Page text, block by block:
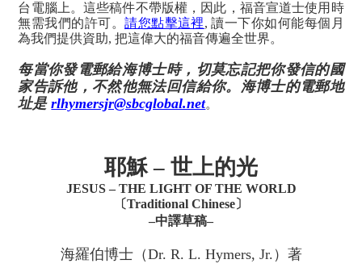
台電腦上。這些稿件不帶版權，因此，福音宣道士使用時
無需我們的許可。請您點擊這裡, 讀一下你如何能每個月
為我們提供資助, 把這偉大的福音傳遍全世界。
每當你發電郵給海博士時，切莫忘記把你發信的國
家告訴他，不然他無法回信給你。海博士的電郵地
址是rlhymersjr@sbcglobal.net。
耶穌 – 世上的光
JESUS – THE LIGHT OF THE WORLD
〔Traditional Chinese〕
–中譯草稿–
海羅伯博士（Dr. R. L. Hymers, Jr.）著